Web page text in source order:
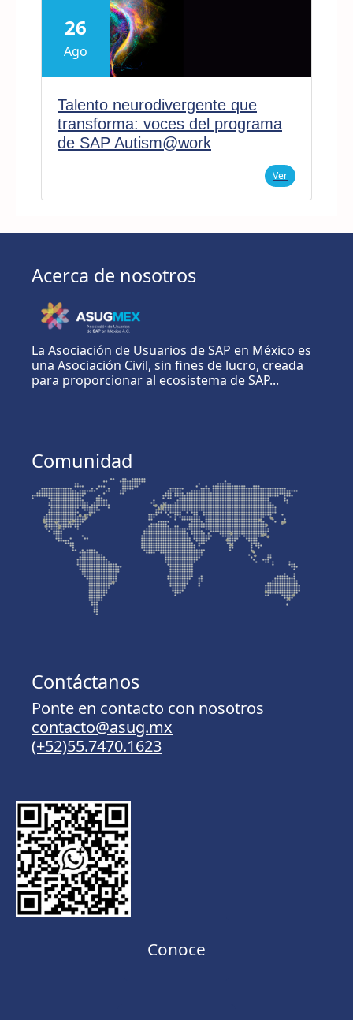
26
Ago
Talento neurodivergente que
transforma: voces del programa
de SAP Autism@work
Ver
Acerca de nosotros
La Asociación de Usuarios de SAP en México es
una Asociación Civil, sin fines de lucro, creada
para proporcionar al ecosistema de SAP...
Comunidad
Contáctanos
Ponte en contacto con nosotros
contacto@asug.mx
(+52)55.7470.1623
Conoce